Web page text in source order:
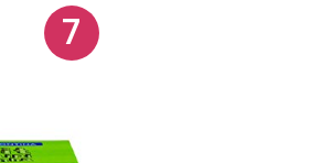
um sistema de encaixe seguro,
e possibilitando a agitação
7